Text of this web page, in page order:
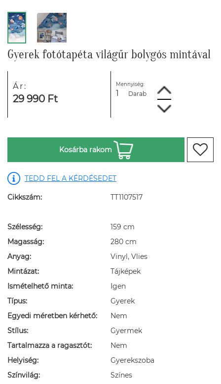
Gyerek fotótapéta világűr bolygós mintával
Ár:
29 990 Ft
Mennyiség:
Darab
Kosárba rakom
TEDD FEL A KÉRDÉSEDET
Cikkszám: TT1107517
Szélesség:
159 cm
Magasság:
280 cm
Anyag:
Vinyl, Vlies
Mintázat:
Tájképek
Ismételhető minta:
Igen
Típus:
Gyerek
Egyedi méretben kérhető:
Nem
Stílus:
Gyermek
Tartalmazza a ragasztót:
Nem
Helyiség:
Gyerekszoba
Színvilág:
Színes